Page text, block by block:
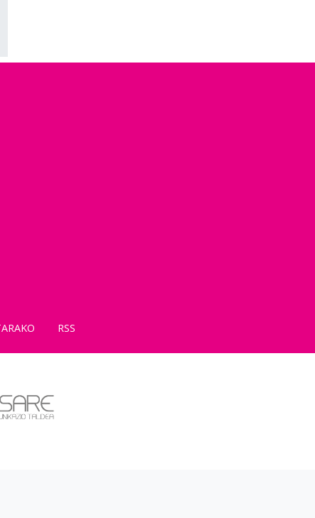
RSS